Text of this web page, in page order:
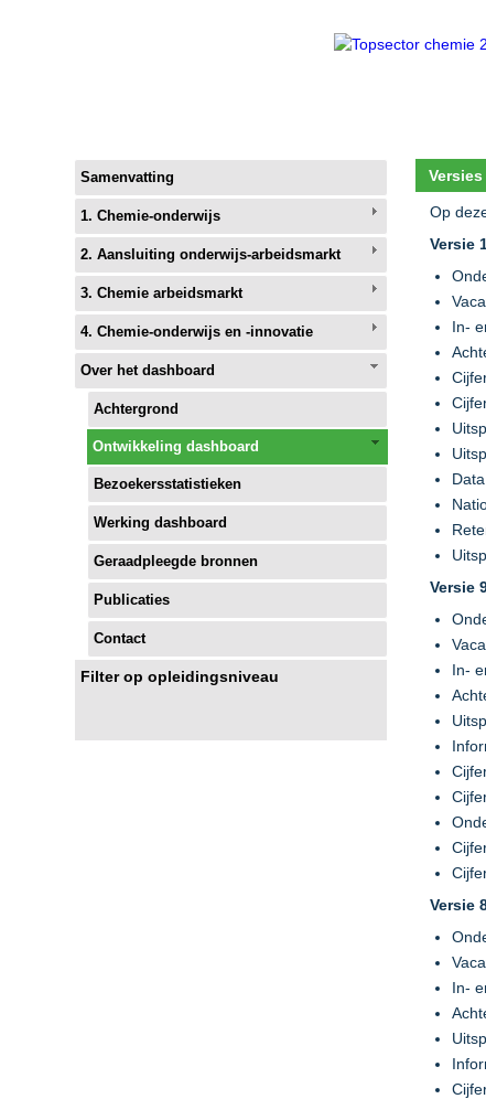
Samenvatting
1. Chemie-onderwijs
2. Aansluiting onderwijs-arbeidsmarkt
3. Chemie arbeidsmarkt
4. Chemie-onderwijs en -innovatie
Over het dashboard
Achtergrond
Ontwikkeling dashboard
Bezoekersstatistieken
Werking dashboard
Geraadpleegde bronnen
Publicaties
Contact
Filter op opleidingsniveau
Op
Versie
In-
Versie
In-
Versie
In-